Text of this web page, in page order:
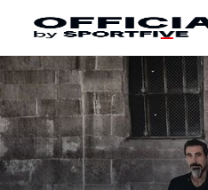
Navigation überspringen 􀄫